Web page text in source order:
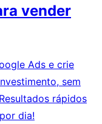
vender
Ads e crie
sem
rápidos
dia!